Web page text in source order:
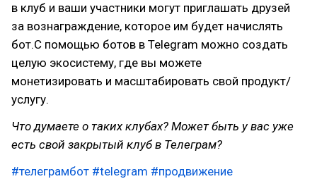
в клуб и ваши участники могут приглашать друзей
за вознаграждение, которое им будет начислять
бот.С помощью ботов в Telegram можно создать
целую экосистему, где вы можете
монетизировать и масштабировать свой продукт/
услугу.
Что думаете о таких клубах? Может быть у вас уже
есть свой закрытый клуб в Телеграм?
#телеграмбот #telegram #продвижение